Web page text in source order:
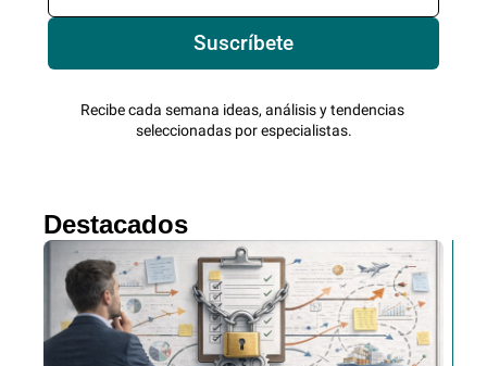
Suscríbete
Recibe cada semana ideas, análisis y tendencias
seleccionadas por especialistas.
Destacados